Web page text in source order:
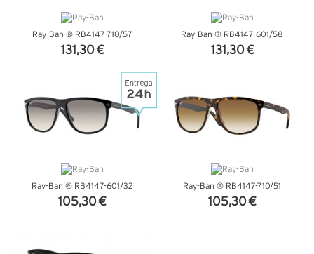
Ray-Ban ® RB4147-710/57
131,30 €
Ray-Ban ® RB4147-601/58
131,30 €
Ray-Ban ® RB4147-601/32
105,30 €
Ray-Ban ® RB4147-710/51
105,30 €